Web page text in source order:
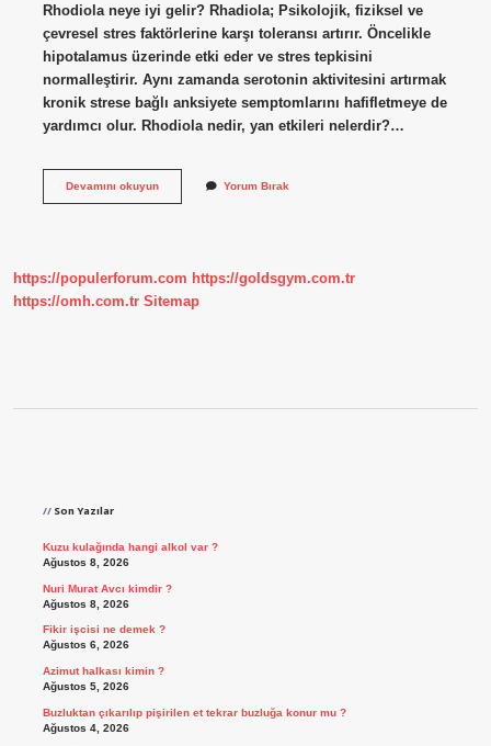
Rhodiola neye iyi gelir? Rhadiola; Psikolojik, fiziksel ve
çevresel stres faktörlerine karşı toleransı artırır. Öncelikle
hipotalamus üzerinde etki eder ve stres tepkisini
normalleştirir. Aynı zamanda serotonin aktivitesini artırmak
kronik strese bağlı anksiyete semptomlarını hafifletmeye de
yardımcı olur. Rhodiola nedir, yan etkileri nelerdir?…
Devamını okuyunVenatura
Yorum Bırak
https://populerforum.com https://goldsgym.com.tr
https://omh.com.tr Sitemap
Son Yazılar
Kuzu kulağında hangi alkol var ?
Ağustos 8, 2026
Nuri Murat Avcı kimdir ?
Ağustos 8, 2026
Fikir işcisi ne demek ?
Ağustos 6, 2026
Azimut halkası kimin ?
Ağustos 5, 2026
Buzluktan çıkarılıp pişirilen et tekrar buzluğa konur mu ?
Ağustos 4, 2026